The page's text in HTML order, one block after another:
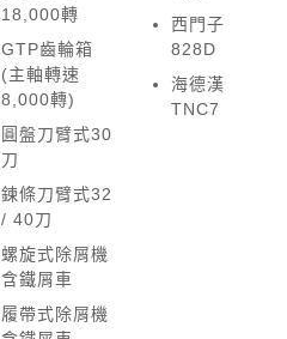
18,000轉
GTP齒輪箱
(主軸轉速
8,000轉)
圓盤刀臂式30
刀
鍊條刀臂式32
/ 40刀
螺旋式除屑機
含鐵屑車
履帶式除屑機
西門子
828D
海德漢
TNC7